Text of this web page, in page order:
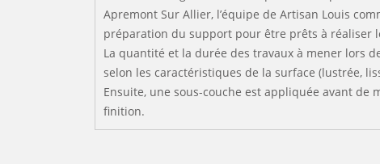
Apremont Sur Allier, l’équipe de Artisan Louis
préparation du support pour être prêts à réaliser
La quantité et la durée des travaux à mener lors
selon les caractéristiques de la surface (lustrée,
Ensuite, une sous-couche est appliquée avant de
finition.